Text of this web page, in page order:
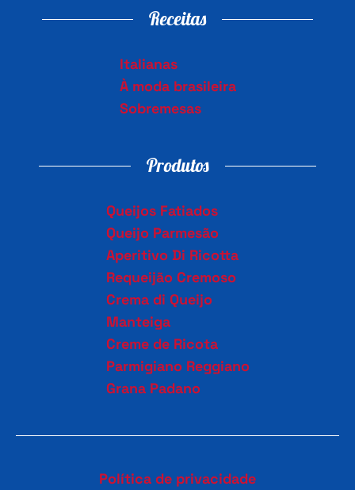
Receitas
Italianas
À moda brasileira
Sobremesas
Produtos
Queijos Fatiados
Queijo Parmesão
Aperitivo Di Ricotta
Requeijão Cremoso
Crema di Queijo
Manteiga
Creme de Ricota
Parmigiano Reggiano
Grana Padano
Política de privacidade